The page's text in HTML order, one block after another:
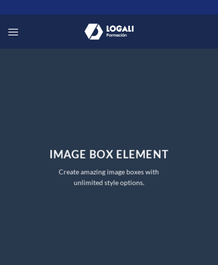
al
contenido
IMAGE BOX ELEMENT
Create amazing image boxes with
unlimited style options.